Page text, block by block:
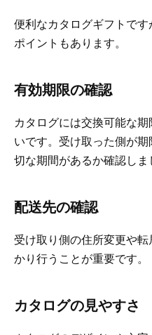
便利なカタログギフトで
ポイントもあります。
有効期限の確認
カタログには交換可能な
いです。受け取った側が
切な期間があるか確認しま
配送先の確認
受け取り側の住所変更や
かり行うことが重要です。
カタログの見やすさ